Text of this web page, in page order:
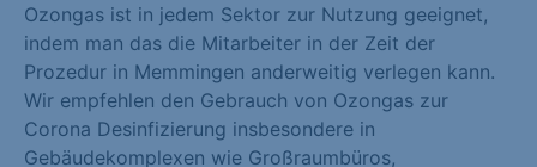
Ozongas ist in jedem Sektor zur Nutzung geeignet,
indem man das die Mitarbeiter in der Zeit der
Prozedur in Memmingen anderweitig verlegen kann.
Wir empfehlen den Gebrauch von Ozongas zur
Corona Desinfizierung insbesondere in
Gebäudekomplexen wie Großraumbüros,